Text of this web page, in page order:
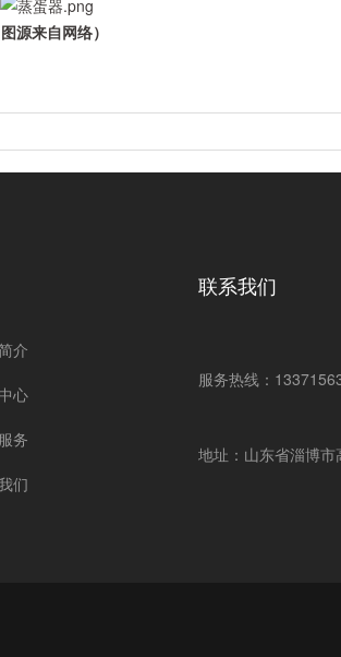
图源来自网络）
介
心
务
们
联系我们
服务热线：
地址：山东省淄博